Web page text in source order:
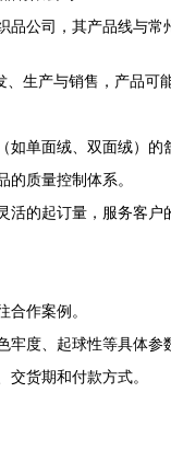
公司，其产品线与
、生产与销售，产品可
如单面绒、双面绒）的
的质量控制体系。
活的起订量，服务客户
合作案例。
牢度、起球性等具体参
货期和付款方式。